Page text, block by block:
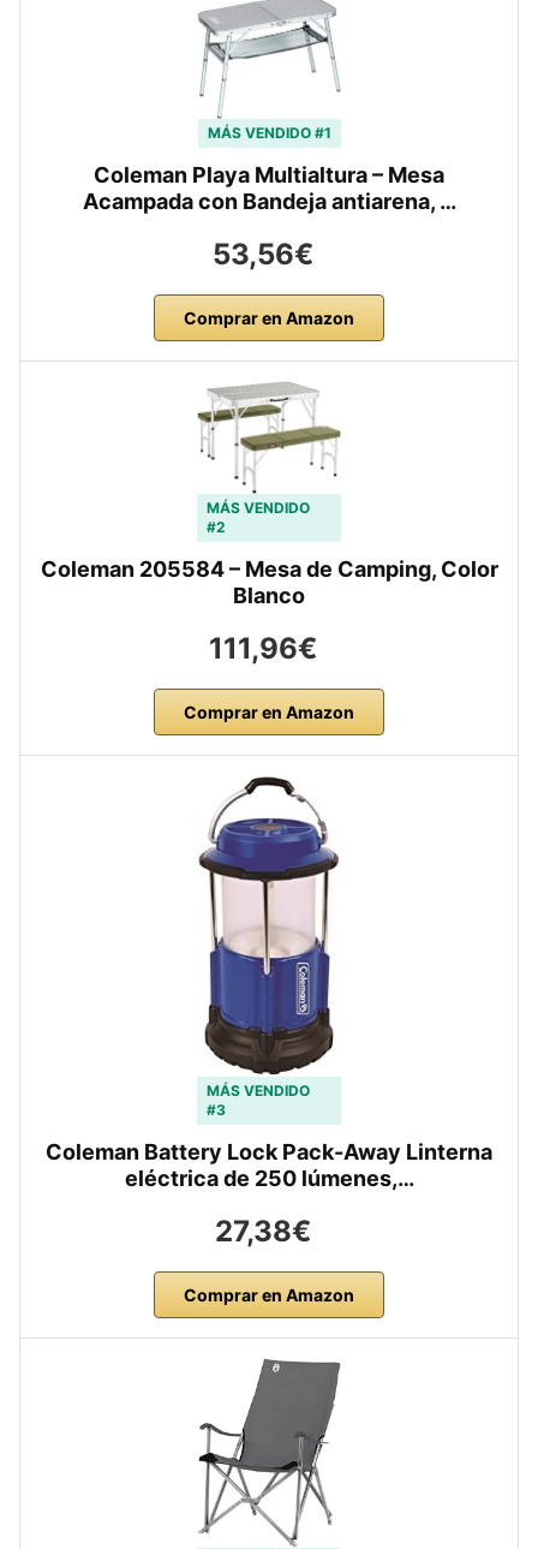
MÁS VENDIDO #1
Coleman Playa Multialtura – Mesa
Acampada con Bandeja antiarena, …
53,56€
Comprar en Amazon
MÁS VENDIDO
#2
Coleman 205584 – Mesa de Camping, Color
Blanco
111,96€
Comprar en Amazon
MÁS VENDIDO
#3
Coleman Battery Lock Pack-Away Linterna
eléctrica de 250 lúmenes,…
27,38€
Comprar en Amazon